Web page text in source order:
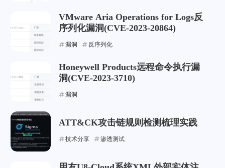
VMware Aria Operations for Logs反
序列化漏洞(CVE-2023-20864)
漏洞 反序列化
Honeywell Products远程命令执行漏
洞(CVE-2023-3710)
漏洞
ATT&CK攻击链规则检测梳理实践
技术分享 渗透测试